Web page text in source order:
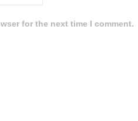
for the next time I comment.